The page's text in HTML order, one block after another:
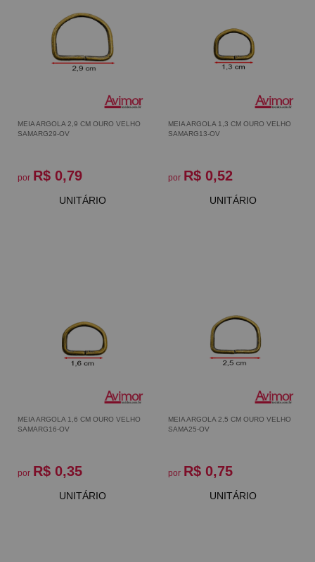
MEIA ARGOLA 2,9 CM OURO VELHO
SAMARG29-OV
por R$ 0,79
UNITÁRIO
MEIA ARGOLA 1,3 CM OURO VELHO
SAMARG13-OV
por R$ 0,52
UNITÁRIO
MEIA ARGOLA 1,6 CM OURO VELHO
SAMARG16-OV
por R$ 0,35
UNITÁRIO
MEIA ARGOLA 2,5 CM OURO VELHO
SAMA25-OV
por R$ 0,75
UNITÁRIO